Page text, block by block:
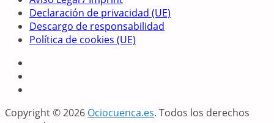
Declaración de privacidad (UE)
Descargo de responsabilidad
Política de cookies (UE)
Copyright © 2026 Ociocuenca.es. Todos los derechos